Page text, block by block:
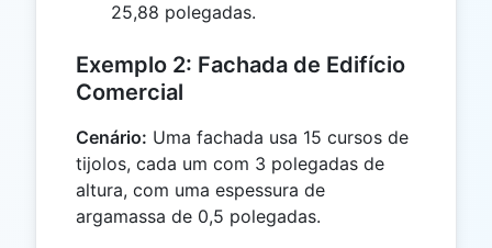
25,88 polegadas.
Exemplo 2: Fachada de Edifício
Comercial
Cenário: Uma fachada usa 15 cursos de
tijolos, cada um com 3 polegadas de
altura, com uma espessura de
argamassa de 0,5 polegadas.